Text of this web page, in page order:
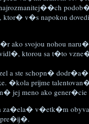
ktor� v�s napokon
ako svojou nohou
ktorou sa t�to
a ste schopn� dodr�a�
�kola prijme
meno ako gener�cie
za�ela� v�etk�m
pre�ij�.